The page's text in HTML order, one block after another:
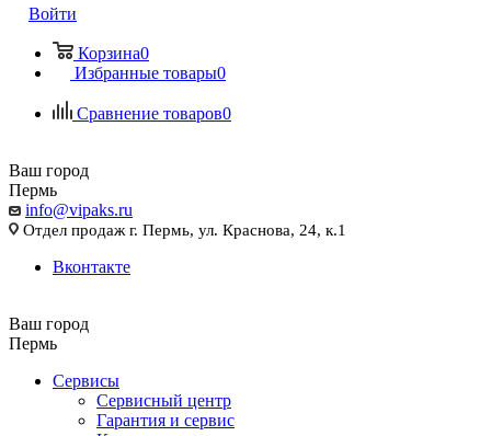
Войти
Корзина0
Избранные товары0
Сравнение товаров0
Ваш город
Пермь
info@vipaks.ru
Отдел продаж г. Пермь, ул. Краснова, 24, к.1
Вконтакте
Ваш город
Пермь
Сервисы
Сервисный центр
Гарантия и сервис